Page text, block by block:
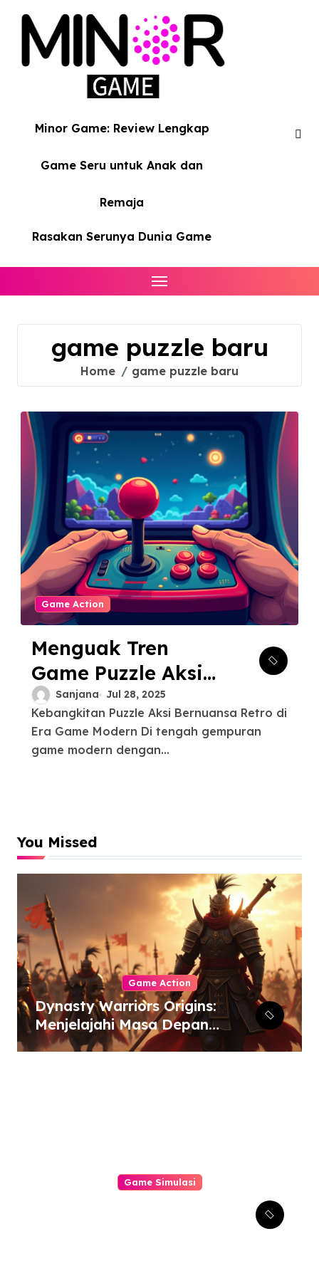
content
Minor Game: Review Lengkap
Game Seru untuk Anak dan
Remaja
Rasakan Serunya Dunia Game
game puzzle baru
Home game puzzle baru
Game Action
Menguak Tren
Game Puzzle Aksi
Nostalgia:
Perpaduan Klasik
dan Modern yang
Sanjana Jul 28, 2025
Kebangkitan Puzzle Aksi Bernuansa Retro di
Era Game Modern Di tengah gempuran
game modern dengan...
You Missed
Game Action
Dynasty Warriors Origins:
Menjelajahi Masa Depan
Gemilang Genre Hack-
Game Simulasi